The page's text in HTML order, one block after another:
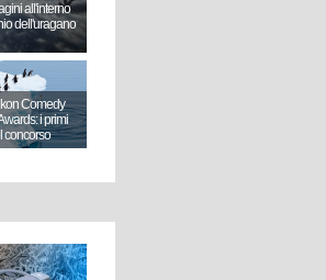
all'interno
dell'uragano
Comedy
i primi
concorso